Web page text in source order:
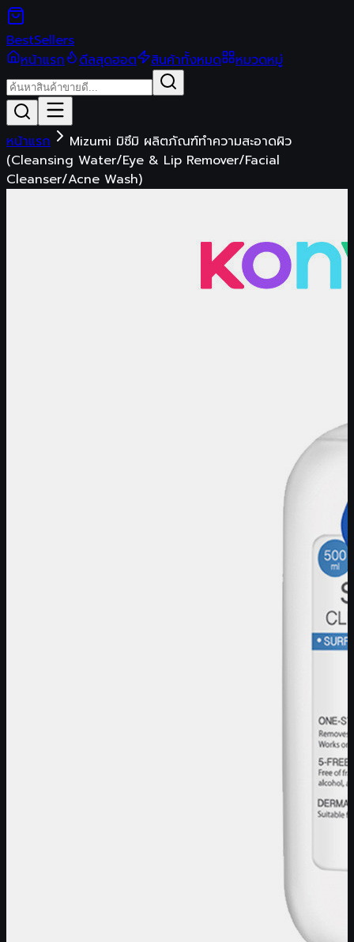
BestSellers
หน้าแรก
ดีลสุดฮอต สินค้าทั้งหมด หมวดหมู่
หน้าแรก
Mizumi มิซึมิ ผลิตภัณฑ์ทำความสะอาดผิว
(Cleansing Water/Eye & Lip Remover/Facial
Cleanser/Acne Wash)